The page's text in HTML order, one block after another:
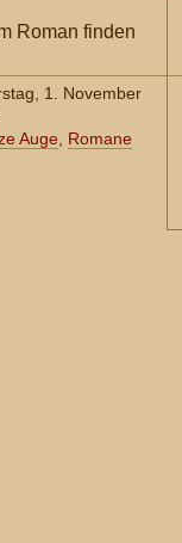
Roman finden
1. November
Auge Romane